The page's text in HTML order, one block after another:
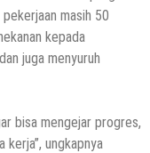
masih 50
kepada
juga menyuruh
bisa mengejar progres,
ungkapnya